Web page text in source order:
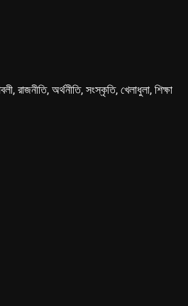
রাজনীতি, অর্থনীতি, সংস্কৃতি, খেলাধুলা, শিক্ষা